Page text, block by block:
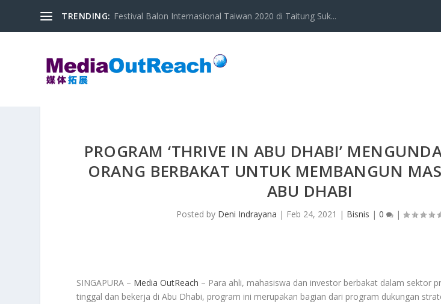
TRENDING: Festival Balon Internasional Taiwan 2020 di Taitung Suk...
PROGRAM ‘THRIVE IN ABU DHABI’
ORANG BERBAKAT UNTUK MEMBANGUN
ABU DHABI
Posted by Deni Indrayana | Feb 24, 2021 | Bisnis |0 |
SINGAPURA – Media OutReach – Para ahli, mahasiswa dan investor berbakat dalam sektor
tinggal dan bekerja di Abu Dhabi, program ini merupakan bagian dari program dukungan